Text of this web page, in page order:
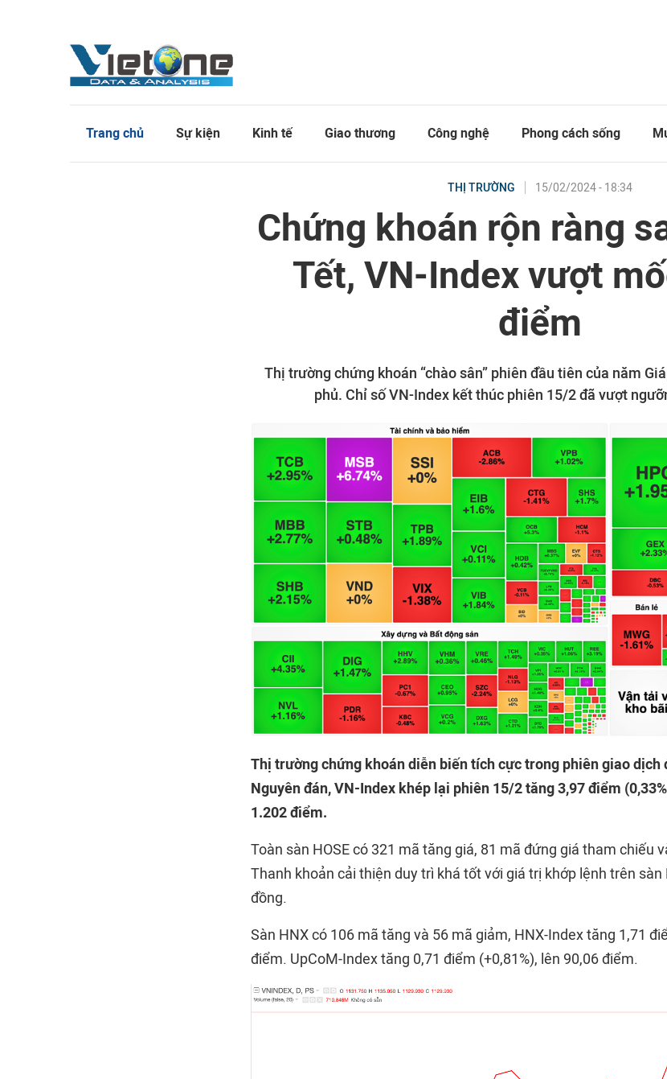
Trang chủ Sự kiện Kinh tế Giao thương Công nghệ Phong cách sống
THỊ TRƯỜNG 15/02/2024 - 18:34
Chứng khoán rộn ràng
Tết, VN-Index vượt
điểm
Thị trường chứng khoán “chào sân” phiên đầu tiên của năm
phủ. Chỉ số VN-Index kết thúc phiên 15/2 đã vượt
Thị trường chứng khoán diễn biến tích cực trong phiên giao dịch
Nguyên đán, VN-Index khép lại phiên 15/2 tăng 3,97 điểm
1.202 điểm.
Toàn sàn HOSE có 321 mã tăng giá, 81 mã đứng giá tham chiếu
Thanh khoản cải thiện duy trì khá tốt với giá trị khớp lệnh trên sàn
đồng.
Sàn HNX có 106 mã tăng và 56 mã giảm, HNX-Index tăng 1,71
điểm. UpCoM-Index tăng 0,71 điểm (+0,81%), lên 90,06 điểm.